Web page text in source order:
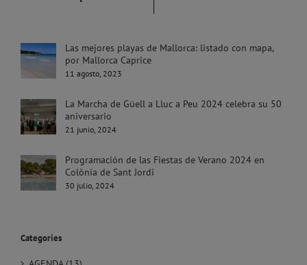
Las mejores playas de Mallorca: listado con mapa,
por Mallorca Caprice
11 agosto, 2023
La Marcha de Güell a Lluc a Peu 2024 celebra su 50
aniversario
21 junio, 2024
Programación de las Fiestas de Verano 2024 en
Colònia de Sant Jordi
30 julio, 2024
Categories